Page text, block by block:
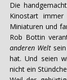
Die
Kinostart
Miniaturen und
Rob Bottin
anderen Welt
hat. Und seien
nicht ein